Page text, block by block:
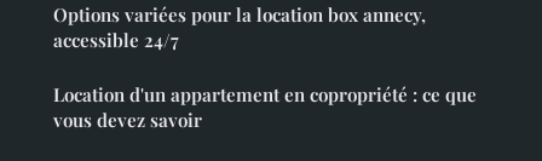
Options variées pour la location box annecy,
accessible 24/7
Location d'un appartement en copropriété : ce que
vous devez savoir